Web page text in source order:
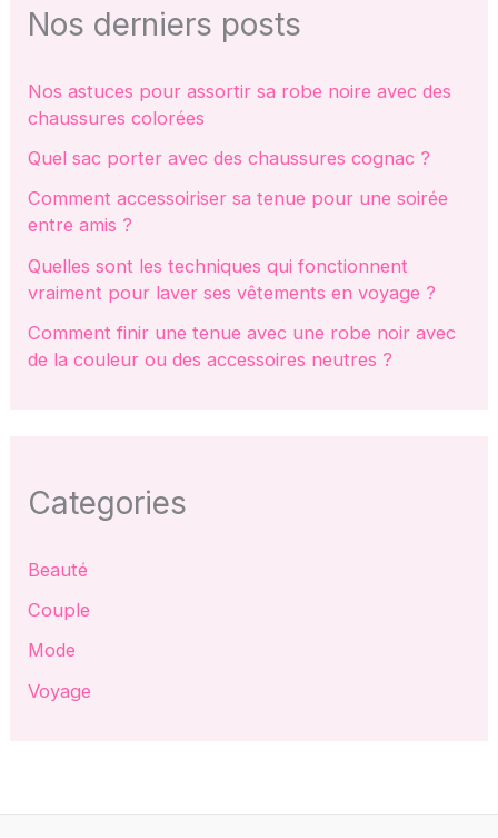
Nos derniers posts
Nos astuces pour assortir sa robe noire avec des
chaussures colorées
Quel sac porter avec des chaussures cognac ?
Comment accessoiriser sa tenue pour une soirée
entre amis ?
Quelles sont les techniques qui fonctionnent
vraiment pour laver ses vêtements en voyage ?
Comment finir une tenue avec une robe noir avec
de la couleur ou des accessoires neutres ?
Categories
Beauté
Couple
Mode
Voyage